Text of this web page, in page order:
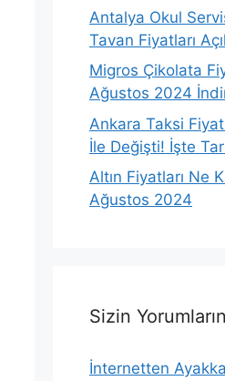
Antalya Okul
Tavan Fiyatları
Migros Çikolata
Ağustos 2024
Ankara Taksi
İle Değişti! İşte
Altın Fiyatları Ne
Ağustos 2024
Sizin
İnternetten